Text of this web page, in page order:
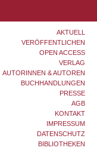
AKTUELL
VERÖFFENTLICHEN
OPEN ACCESS
VERLAG
AUTORINNEN & AUTOREN
BUCHHANDLUNGEN
PRESSE
AGB
KONTAKT
IMPRESSUM
DATENSCHUTZ
BIBLIOTHEKEN